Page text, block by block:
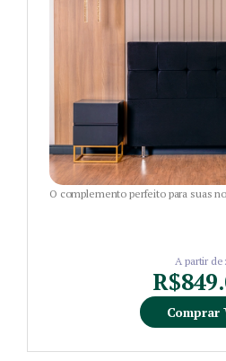
O complemento perfeito para suas
A partir de:
Comprar